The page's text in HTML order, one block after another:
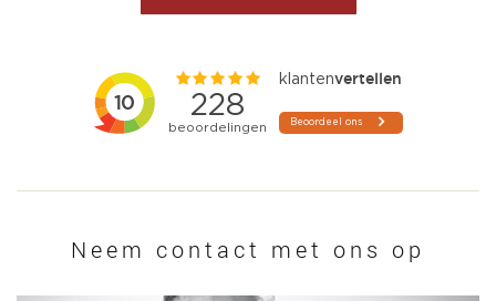
Neem contact met ons op